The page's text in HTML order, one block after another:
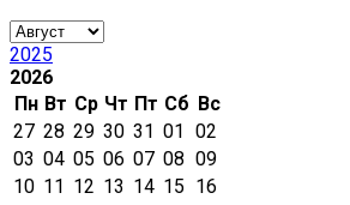
2025
2026
Пн Вт Ср Чт Пт Сб Вс
27 28 29 30 31 01 02
03 04 05 06 07 08 09
10 11 12 13 14 15 16